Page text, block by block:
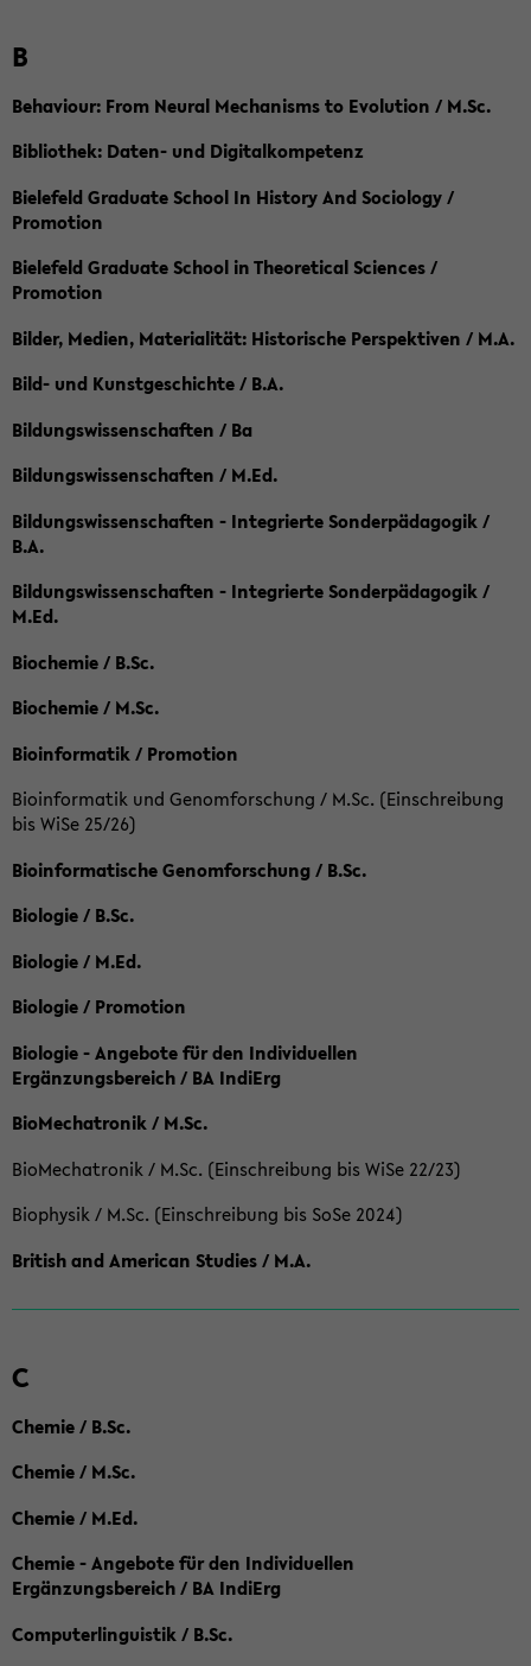
B
Behaviour: From Neural Mechanisms to Evolution / M.Sc.
Bibliothek: Daten- und Digitalkompetenz
Bielefeld Graduate School In History And Sociology /
Promotion
Bielefeld Graduate School in Theoretical Sciences /
Promotion
Bilder, Medien, Materialität: Historische Perspektiven / M.A.
Bild- und Kunstgeschichte / B.A.
Bildungswissenschaften / Ba
Bildungswissenschaften / M.Ed.
Bildungswissenschaften - Integrierte Sonderpädagogik /
B.A.
Bildungswissenschaften - Integrierte Sonderpädagogik /
M.Ed.
Biochemie / B.Sc.
Biochemie / M.Sc.
Bioinformatik / Promotion
Bioinformatik und Genomforschung / M.Sc. (Einschreibung
bis WiSe 25/26)
Bioinformatische Genomforschung / B.Sc.
Biologie / B.Sc.
Biologie / M.Ed.
Biologie / Promotion
Biologie - Angebote für den Individuellen
Ergänzungsbereich / BA IndiErg
BioMechatronik / M.Sc.
BioMechatronik / M.Sc. (Einschreibung bis WiSe 22/23)
Biophysik / M.Sc. (Einschreibung bis SoSe 2024)
British and American Studies / M.A.
C
Chemie / B.Sc.
Chemie / M.Sc.
Chemie / M.Ed.
Chemie - Angebote für den Individuellen
Ergänzungsbereich / BA IndiErg
Computerlinguistik / B.Sc.